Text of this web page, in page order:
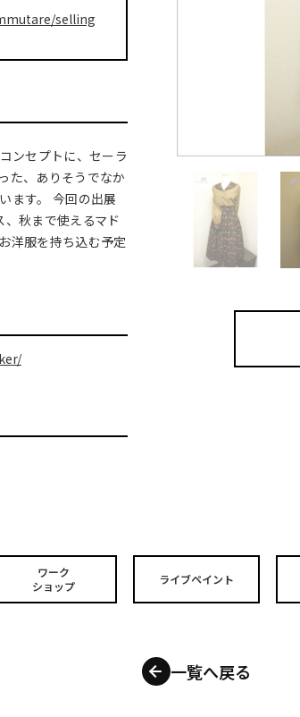
selling
ンセプトに、セーラ
た、ありそうでなか
ます。 今回の出展
秋まで使えるマド
洋服を持ち込む予定
ワーク
ショップ
ライブペイント
一覧へ戻る